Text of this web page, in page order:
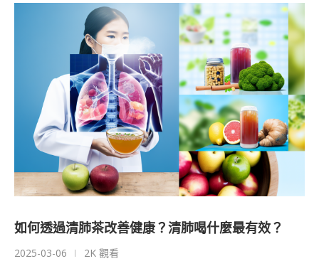
如何透過清肺茶改善健康？清肺喝什麼最有效？
2025-03-06 2K 觀看